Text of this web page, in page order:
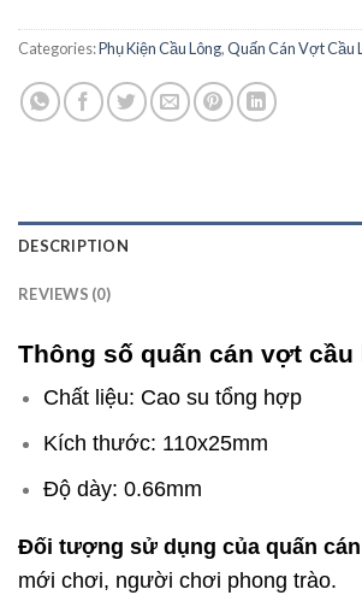
Categories:Phụ Kiện Cầu Lông,Quấn Cán Vợt Cầu
DESCRIPTION
REVIEWS (0)
Thông số quấn cán vợt cầu
Chất liệu: Cao su tổng hợp
Kích thước: 110x25mm
Độ dày: 0.66mm
Đối tượng sử dụng của quấn
mới chơi, người chơi phong trào.